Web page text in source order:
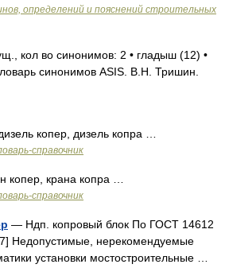
определений и пояснений строительных
кол во синонимов: 2 • гладыш (12) •
синонимов ASIS. В.Н. Тришин.
копер, дизель копра …
справочник
копер, крана копра …
справочник
— Ндп. копровый блок По ГОСТ 14612
Недопустимые, нерекомендуемые
установки мостостроительные …